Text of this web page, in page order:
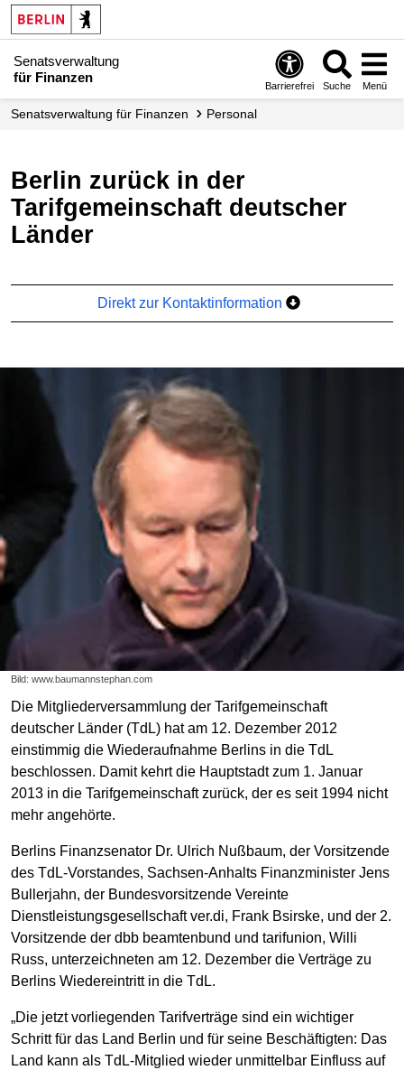
Senatsverwaltung
für Finanzen
Barrierefrei Suche Menü
Senats­verwaltung für Finanzen Personal
Berlin zurück in der
Tarifgemeinschaft deutscher
Länder
Direkt zur Kontaktinformation
Bild: www.baumannstephan.com
Die Mitgliederversammlung der Tarifgemeinschaft
deutscher Länder (TdL) hat am 12. Dezember 2012
einstimmig die Wiederaufnahme Berlins in die TdL
beschlossen. Damit kehrt die Hauptstadt zum 1. Januar
2013 in die Tarifgemeinschaft zurück, der es seit 1994 nicht
mehr angehörte.
Berlins Finanzsenator Dr. Ulrich Nußbaum, der Vorsitzende
des TdL-Vorstandes, Sachsen-Anhalts Finanzminister Jens
Bullerjahn, der Bundesvorsitzende Vereinte
Dienstleistungsgesellschaft ver.di, Frank Bsirske, und der 2.
Vorsitzende der dbb beamtenbund und tarifunion, Willi
Russ, unterzeichneten am 12. Dezember die Verträge zu
Berlins Wiedereintritt in die TdL.
„Die jetzt vorliegenden Tarifverträge sind ein wichtiger
Schritt für das Land Berlin und für seine Beschäftigten: Das
Land kann als TdL-Mitglied wieder unmittelbar Einfluss auf